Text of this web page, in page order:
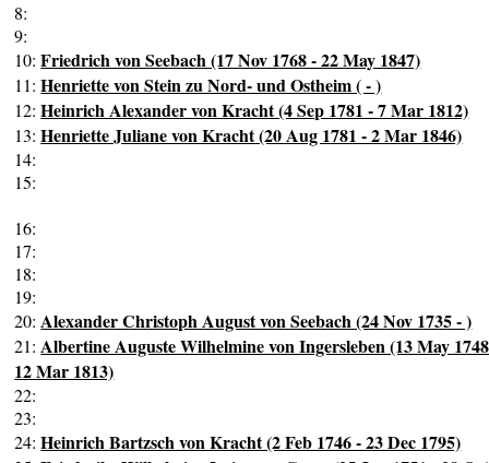
8:
9:
10:Friedrich von Seebach (17 Nov 1768 - 22 May 1847)
11:Henriette von Stein zu Nord- und Ostheim ( - )
12:Heinrich Alexander von Kracht (4 Sep 1781 - 7 Mar 1812)
13:Henriette Juliane von Kracht (20 Aug 1781 - 2 Mar 1846)
14:
15:
16:
17:
18:
19:
20:Alexander Christoph August von Seebach (24 Nov 1735 - )
21:Albertine Auguste Wilhelmine von Ingersleben (13 May
12 Mar 1813)
22:
23:
24:Heinrich Bartzsch von Kracht (2 Feb 1746 - 23 Dec 1795)